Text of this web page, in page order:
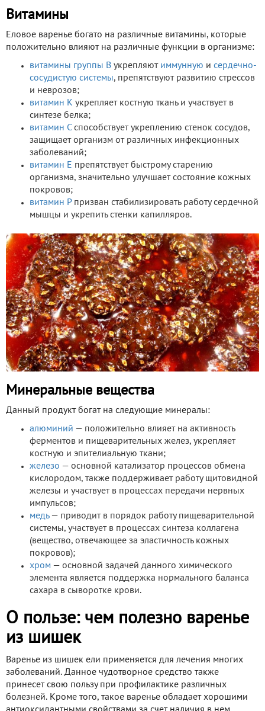
Витамины
Еловое варенье богато на различные витамины, которые
положительно влияют на различные функции в организме:
витамины группы В укрепляют иммунную и сердечно-
сосудистую системы, препятствуют развитию стрессов
и неврозов;
витамин К укрепляет костную ткань и участвует в
синтезе белка;
витамин Сспособствует укреплению стенок сосудов,
защищает организм от различных инфекционных
заболеваний;
витамин Е препятствует быстрому старению
организма, значительно улучшает состояние кожных
покровов;
витамин Рпризван стабилизировать работу сердечной
мышцы и укрепить стенки капилляров.
Минеральные вещества
Данный продукт богат на следующие минералы:
алюминий — положительно влияет на активность
ферментов и пищеварительных желез, укрепляет
костную и эпителиальную ткани;
железо — основной катализатор процессов обмена
кислородом, также поддерживает работу щитовидной
железы и участвует в процессах передачи нервных
импульсов;
медь— приводит в порядок работу пищеварительной
системы, участвует в процессах синтеза коллагена
(вещество, отвечающее за эластичность кожных
покровов);
хром — основной задачей данного химического
элемента является поддержка нормального баланса
сахара в сыворотке крови.
О пользе: чем полезно варенье
из шишек
Варенье из шишек ели применяется для лечения многих
заболеваний. Данное чудотворное средство также
принесет свою пользу при профилактике различных
болезней. Кроме того, такое варенье обладает хорошими